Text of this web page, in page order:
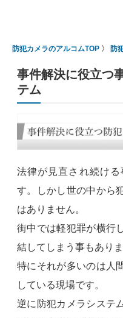
防犯カメラのアルコムTOP 防
事件解決に役立つ
テム
法律が見直され続け
す。しかし世の中から
はありません。
街中では軽犯罪が横行
結してしまう事もありま
特にそれが多いのは人
している現場です。
逆に防犯カメラシステ